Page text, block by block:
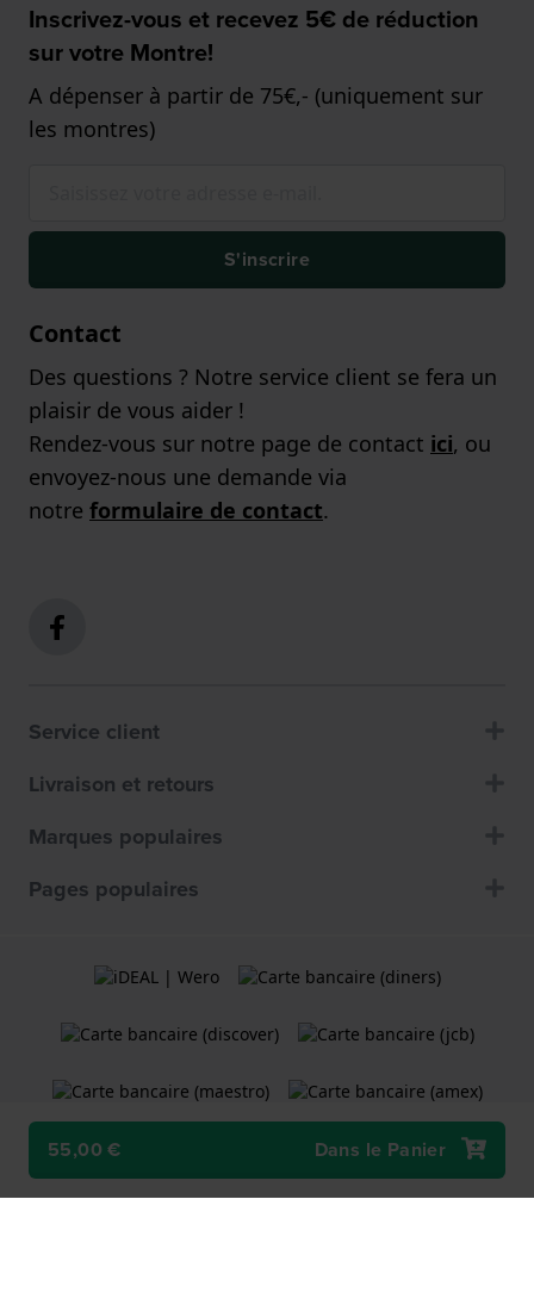
55,00 € Dans le Panier
Inscrivez-vous et recevez 5€ de réduction
sur votre Montre!
A dépenser à partir de 75€,- (uniquement sur
les montres)
S'inscrire
Contact
Des questions ? Notre service client se fera un
plaisir de vous aider !
Rendez-vous sur notre page de contact ici, ou
envoyez-nous une demande via
notre formulaire de contact.
Service client
Livraison et retours
Marques populaires
Pages populaires